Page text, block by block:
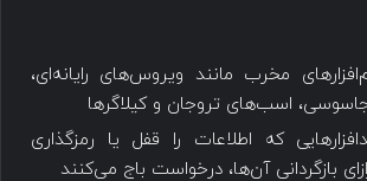
مخرب مانند ویروس‌های رایانه‌ای،
جاسوسی، اسب‌های تروجان و کیلاگرها
که اطلاعات را قفل یا رمزگذاری
بازگردانی آن‌ها، درخواست باج می‌کنند